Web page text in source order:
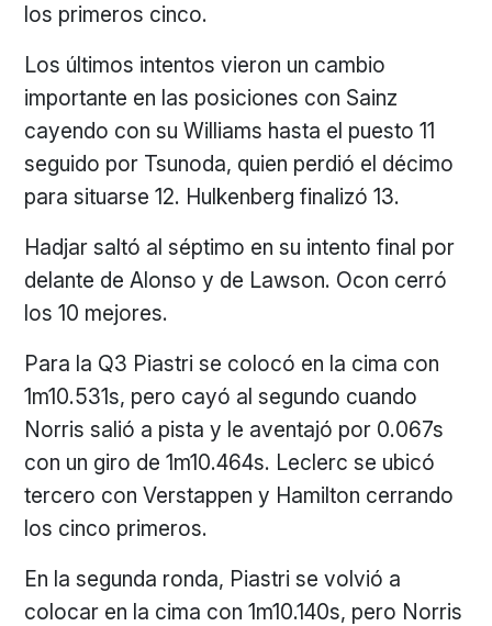
los primeros cinco.
Los últimos intentos vieron un cambio
importante en las posiciones con Sainz
cayendo con su Williams hasta el puesto 11
seguido por Tsunoda, quien perdió el décimo
para situarse 12. Hulkenberg finalizó 13.
Hadjar saltó al séptimo en su intento final por
delante de Alonso y de Lawson. Ocon cerró
los 10 mejores.
Para la Q3 Piastri se colocó en la cima con
1m10.531s, pero cayó al segundo cuando
Norris salió a pista y le aventajó por 0.067s
con un giro de 1m10.464s. Leclerc se ubicó
tercero con Verstappen y Hamilton cerrando
los cinco primeros.
En la segunda ronda, Piastri se volvió a
colocar en la cima con 1m10.140s, pero Norris